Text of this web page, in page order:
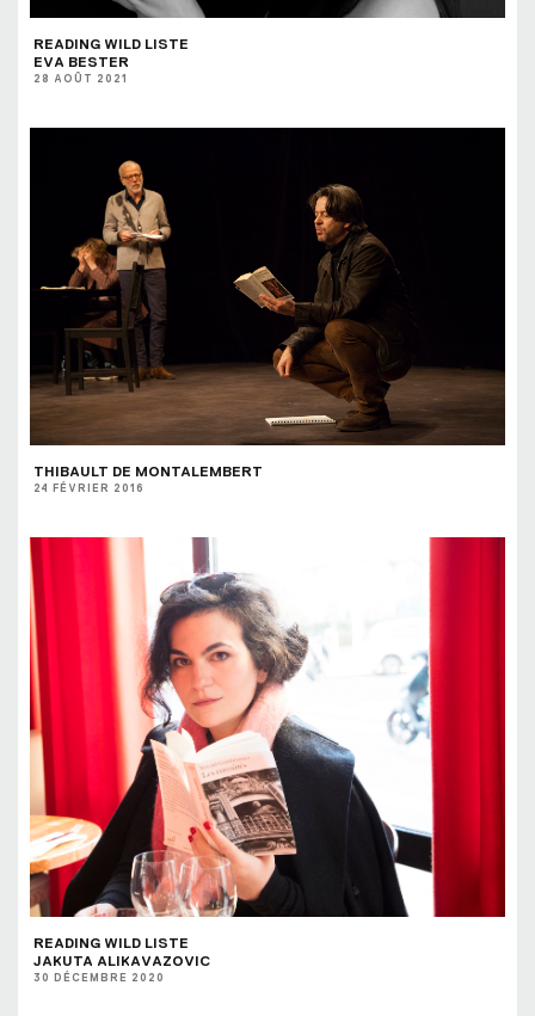
READING WILD LISTE
EVA BESTER
28 AOÛT 2021
THIBAULT DE MONTALEMBERT
24 FÉVRIER 2016
READING WILD LISTE
JAKUTA ALIKAVAZOVIC
30 DÉCEMBRE 2020